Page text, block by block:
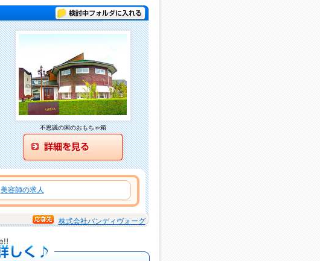
検討中フォルダに入れる
不思議の国のおもちゃ箱
美容師の求人
株式会社バンディヴォーグ